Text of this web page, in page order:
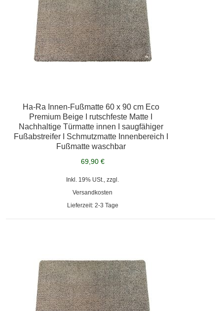
Ha-Ra Innen-Fußmatte 60 x 90 cm Eco
Premium Beige I rutschfeste Matte I
Nachhaltige Türmatte innen I saugfähiger
Fußabstreifer I Schmutzmatte Innenbereich I
Fußmatte waschbar
69,90 €
Inkl. 19% USt., zzgl.
Versandkosten
Lieferzeit: 2-3 Tage